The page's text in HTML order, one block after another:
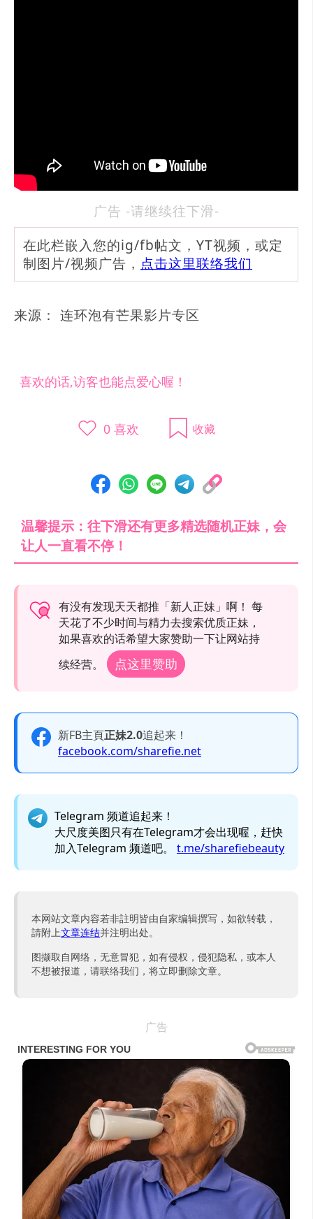
广告 -请继续往下滑-
在此栏嵌入您的ig/fb帖文，YT视频，或定
制图片/视频广告， 点击这里联络我们
来源： 连环泡有芒果影片专区
喜欢的话,访客也能点爱心喔！
0喜欢 收藏
温馨提示：往下滑还有更多精选随机正妹，会
让人一直看不停！
有没有发现天天都推「新人正妹」啊！ 每
天花了不少时间与精力去搜索优质正妹，
如果喜欢的话希望大家赞助一下让网站持
续经营。
点这里赞助
新FB主頁正妹2.0追起来！
facebook.com/sharefie.net
Telegram 频道追起来！
大尺度美图只有在Telegram才会出现喔，赶快
加入Telegram 频道吧。 t.me/sharefiebeauty
本网站文章内容若非註明皆由自家编辑撰写，如欲转载，
請附上文章连结并注明出处。
图撷取自网络，无意冒犯，如有侵权，侵犯隐私，或本人
不想被报道，请联络我们，将立即删除文章。
广告